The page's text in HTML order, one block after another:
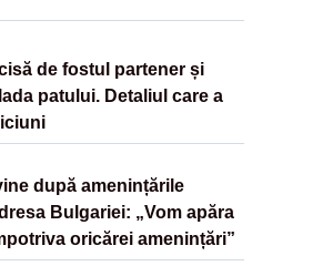
de fostul partener și
patului. Detaliul care a
după amenințările
Bulgariei: „Vom apăra
oricărei amenințări”